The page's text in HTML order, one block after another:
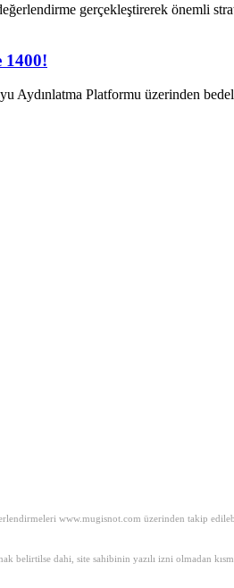
gerçekleştirerek önemli
1400!
Platformu üzerinden
www.mugisnot.com üzerinden takip
dahi, site sahibinin yazılı izni olmadan